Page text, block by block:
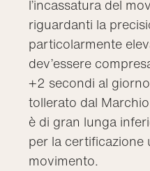
l’incassatura del
riguardanti la
particolarmente
dev’essere
+2 secondi al
tollerato dal
è di gran lunga
per la certificazione
movimento.